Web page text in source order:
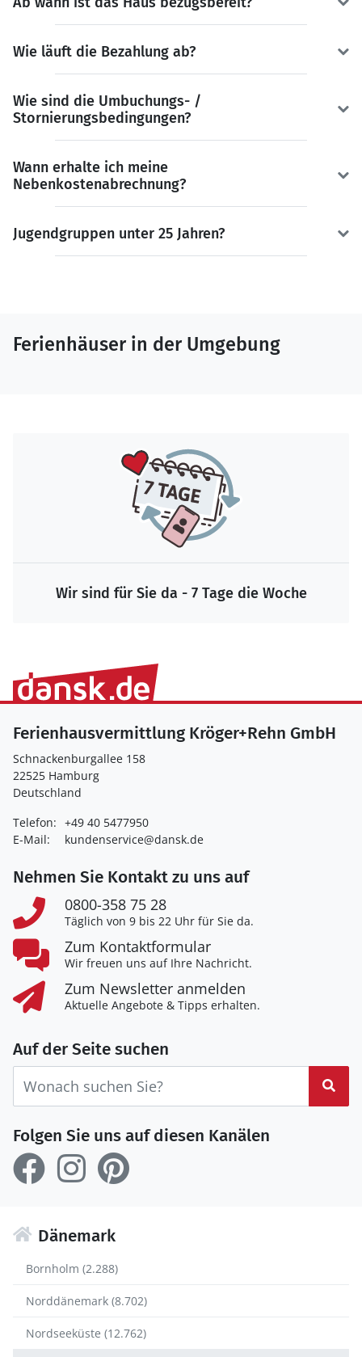
Wie läuft die Bezahlung ab?
Wie sind die Umbuchungs- /
Stornierungsbedingungen?
Wann erhalte ich meine
Nebenkostenabrechnung?
Jugendgruppen unter 25 Jahren?
Ferienhäuser in der Umgebung
Wir sind für Sie da - 7 Tage die Woche
Ferienhausvermittlung Kröger+Rehn GmbH
Schnackenburgallee 158
22525 Hamburg
Deutschland
Telefon: +49 40 5477950
E-Mail:
kundenservice@dansk.de
Nehmen Sie Kontakt zu uns auf
0800-358 75 28
Täglich von 9 bis 22 Uhr für Sie da.
Zum Kontaktformular
Wir freuen uns auf Ihre Nachricht.
Zum Newsletter anmelden
Aktuelle Angebote & Tipps erhalten.
Auf der Seite suchen
Folgen Sie uns auf diesen Kanälen
Dänemark
Bornholm (2.288)
Norddänemark (8.702)
Nordseeküste (12.762)